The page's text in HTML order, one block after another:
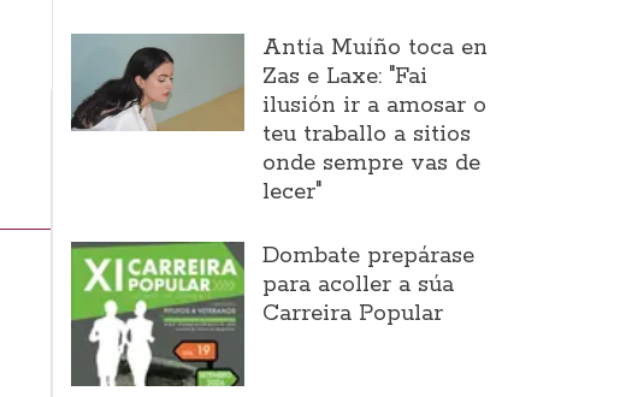
Antía Muíño toca en
Zas e Laxe: "Fai
ilusión ir a amosar o
teu traballo a sitios
onde sempre vas de
lecer"
Dombate prepárase
para acoller a súa
Carreira Popular